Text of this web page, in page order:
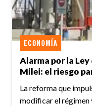
Alarma por la
Milei: el riesgo
ECONOMÍA
La reforma que
modificar el régimen